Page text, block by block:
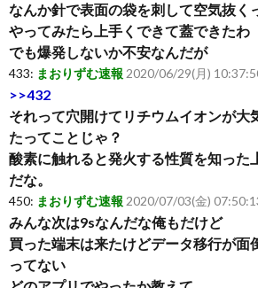
なんか針で表面の袋を刺して空気抜く
やってみたら上手くできて蓋できたわ
でも爆発しないか不安なんだが
433: まおりずむ速報 2020/06/29(月)
>>432
それって穴開けてリチウムイオンが大
たってことじゃ？
酸素に触れると発火する性質を知った
だな。
450: まおりずむ速報 2020/07/03(金)
みんな次は9sなんだな俺もだけど
買った端末は来たけどデータ移行が面
ってない